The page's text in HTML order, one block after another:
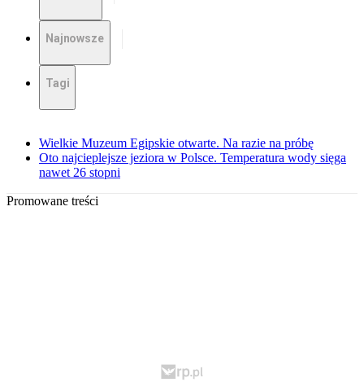
Najnowsze
Tagi
Wielkie Muzeum Egipskie otwarte. Na razie na próbę
Oto najcieplejsze jeziora w Polsce. Temperatura wody sięga
nawet 26 stopni
Promowane treści